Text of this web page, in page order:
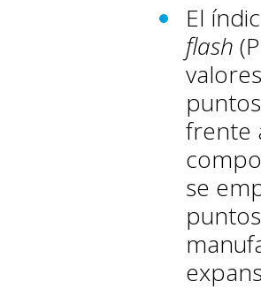
El
flash
frente
se